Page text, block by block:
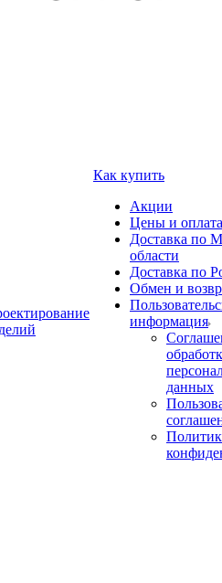
Как купить
Акции
Цены и оплата
Доставка по
области
Доставка по
Обмен и
информация
данных